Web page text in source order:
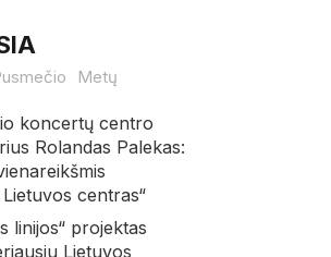
Metų
koncertų centro
Rolandas Palekas:
centras“
linijos“ projektas
Lietuvos